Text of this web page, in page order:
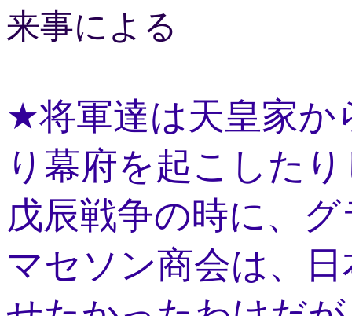
来事による
★将軍達は天皇家か
り幕府を起こした
戊辰戦争の時に、
マセソン商会は、